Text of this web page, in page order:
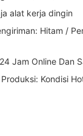
alat kerja dingin
Hitam /
Jam Online Dan
Kondisi